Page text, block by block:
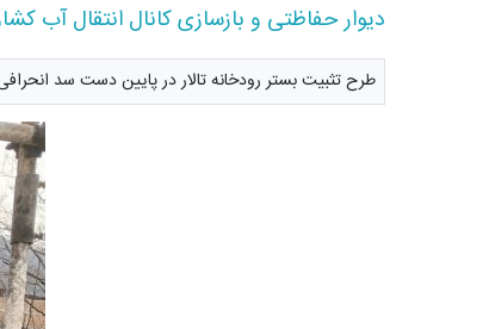
دیوار حفاظتی و بازسازی کانال انتقال آب
طرح تثبیت بستر رودخانه تالار در پایین دست سد انحرافی رستم بند و همچنین